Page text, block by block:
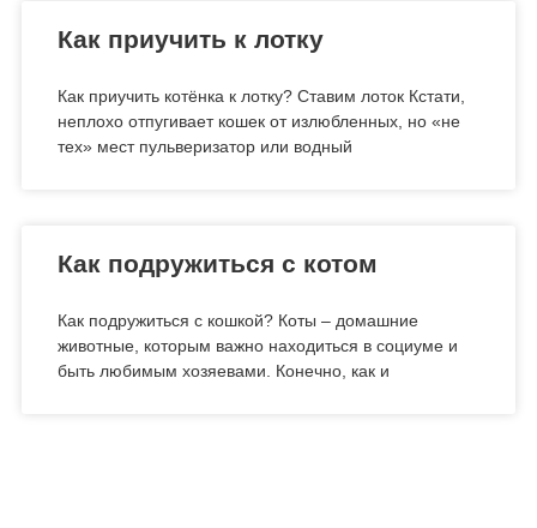
Как приучить к лотку
Как приучить котёнка к лотку? Ставим лоток Кстати,
неплохо отпугивает кошек от излюбленных, но «не
тех» мест пульверизатор или водный
Как подружиться с котом
Как подружиться с кошкой? Коты – домашние
животные, которым важно находиться в социуме и
быть любимым хозяевами. Конечно, как и